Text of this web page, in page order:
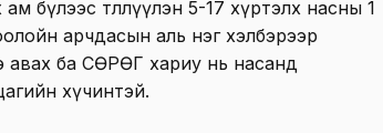
ам бүлээс төлөөлүүлэн 5-17 хүртэлх насны 1
арчдасын аль нэг хэлбэрээр
авах ба СӨРӨГ хариу нь насанд
хүчинтэй.